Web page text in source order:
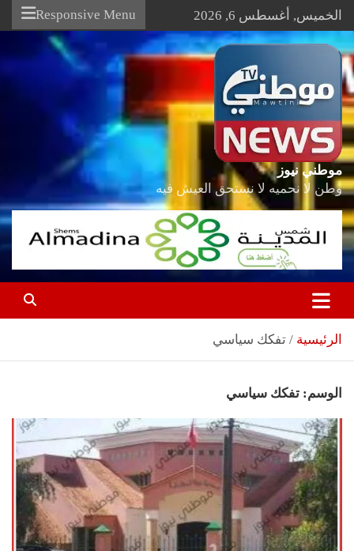
Skip
content
الخميس, أغسطس 6, 2026 Responsive Menu
موطني نيوز
وطن لا نحميه لا نستحق العيش فيه
الرئيسية تفكك سياسي
الوسم: تفكك سياسي